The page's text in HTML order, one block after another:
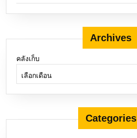
Archives
คลังเก็บ
Categories